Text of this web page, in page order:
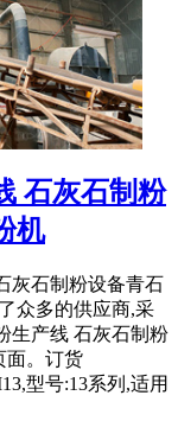
石灰石制粉
机
灰石制粉设备青石
众多的供应商,采
生产线 石灰石制粉
面。订货
型号:13系列,适用